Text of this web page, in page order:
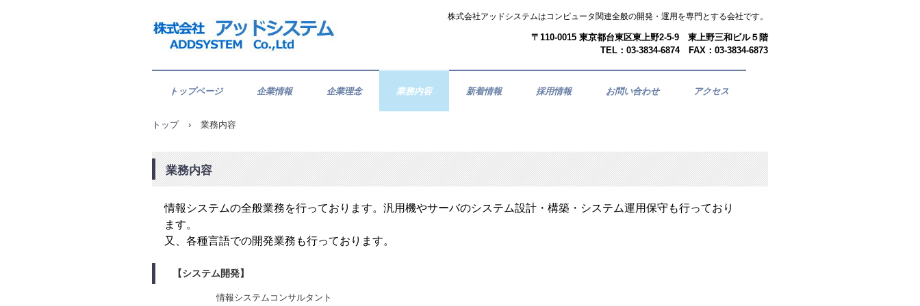
株式会社アッドシステムはコンピュータ関連全般の開発・運用を専門とする会社です。
〒110-0015 東京都台東区東上野2-5-9 東上野三和ビル５階
TEL：03-3834-6874 FAX：03-3834-6873
トップページ 企業情報 企業理念 業務内容 新着情報 採用情報 お問い合わせ アクセス
トップ › 業務内容
業務内容
情報システムの全般業務を行っております。汎用機やサーバのシステム設計・構築・システム運用保守も行っており
ます。
又、各種言語での開発業務も行っております。
【システム開発】
情報システムコンサルタント